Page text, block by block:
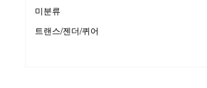
미분류
트랜스/젠더/퀴어